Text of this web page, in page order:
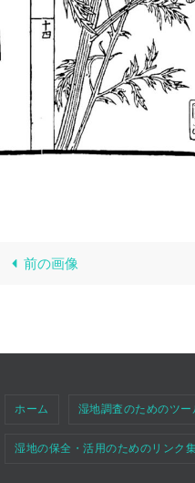
前の画像
ホーム 湿地調査のためのツー
湿地の保全・活用のためのリンク